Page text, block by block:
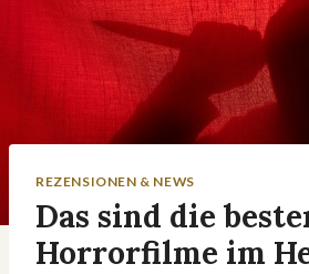
REZENSIONEN & NEWS
Das sind die
Horrorfilme im